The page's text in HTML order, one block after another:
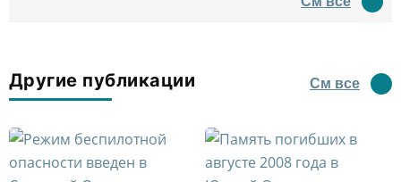
водил туда туристов
Другие публикации См все